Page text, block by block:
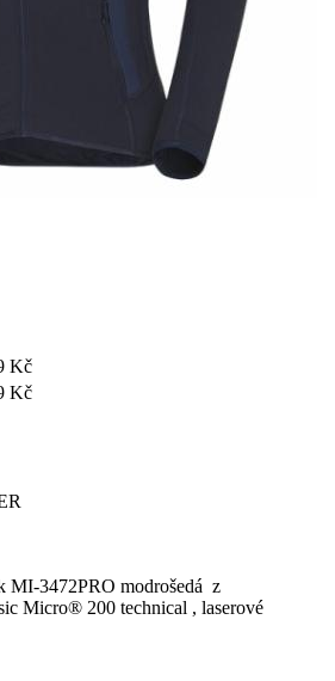
Kč
Kč
MI-3472PRO modrošedá z
Micro® 200 technical , laserové